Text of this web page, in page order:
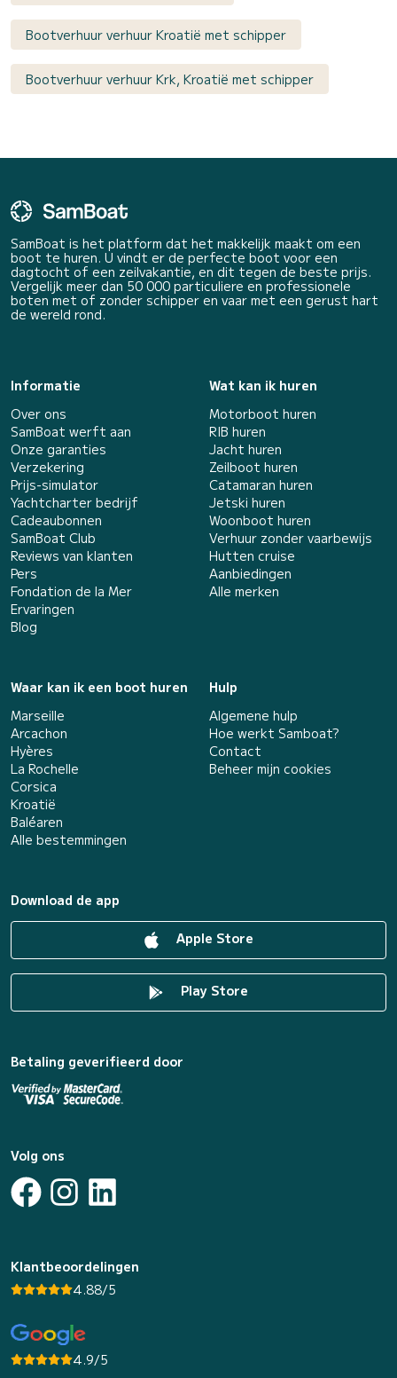
Bootverhuur verhuur Kroatië met schipper
Bootverhuur verhuur Krk, Kroatië met schipper
SamBoat is het platform dat het makkelijk maakt om een
boot te huren. U vindt er de perfecte boot voor een
dagtocht of een zeilvakantie, en dit tegen de beste prijs.
Vergelijk meer dan 50 000 particuliere en professionele
boten met of zonder schipper en vaar met een gerust hart
de wereld rond.
Informatie
Over ons
SamBoat werft aan
Onze garanties
Verzekering
Prijs-simulator
Yachtcharter bedrijf
Cadeaubonnen
SamBoat Club
Reviews van klanten
Pers
Fondation de la Mer
Ervaringen
Blog
Wat kan ik huren
Motorboot huren
RIB huren
Jacht huren
Zeilboot huren
Catamaran huren
Jetski huren
Woonboot huren
Verhuur zonder vaarbewijs
Hutten cruise
Aanbiedingen
Alle merken
Waar kan ik een boot huren
Marseille
Arcachon
Hyères
La Rochelle
Corsica
Kroatië
Baléaren
Alle bestemmingen
Hulp
Algemene hulp
Hoe werkt Samboat?
Contact
Beheer mijn cookies
Download de app
Apple Store
Play Store
Betaling geverifieerd door
Volg ons
Klantbeoordelingen
4.88/5
4.9/5